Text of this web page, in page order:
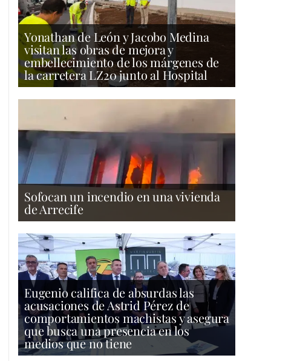
Yonathan de León y Jacobo Medina
visitan las obras de mejora y
embellecimiento de los márgenes de
la carretera LZ20 junto al Hospital
Sofocan un incendio en una vivienda
de Arrecife
Eugenio califica de absurdas las
acusaciones de Astrid Pérez de
comportamientos machistas y asegura
que busca una presencia en los
medios que no tiene